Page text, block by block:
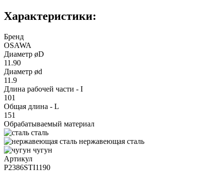
Характеристики:
Бренд
OSAWA
Диаметр øD
11.90
Диаметр ød
11.9
Длина рабочей части - I
101
Общая длина - L
151
Обрабатываемый материал
сталь
нержавеющая сталь
чугун
Артикул
P2386STI1190